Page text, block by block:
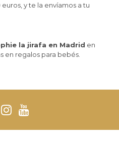
y te la envíamos a tu
la jirafa en Madrid en
en regalos para bebés.